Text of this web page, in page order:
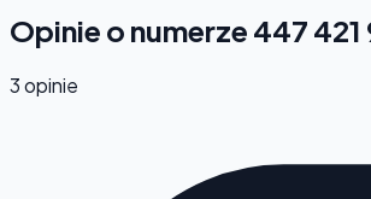
Opinie o numerze 447 421
3 opinie